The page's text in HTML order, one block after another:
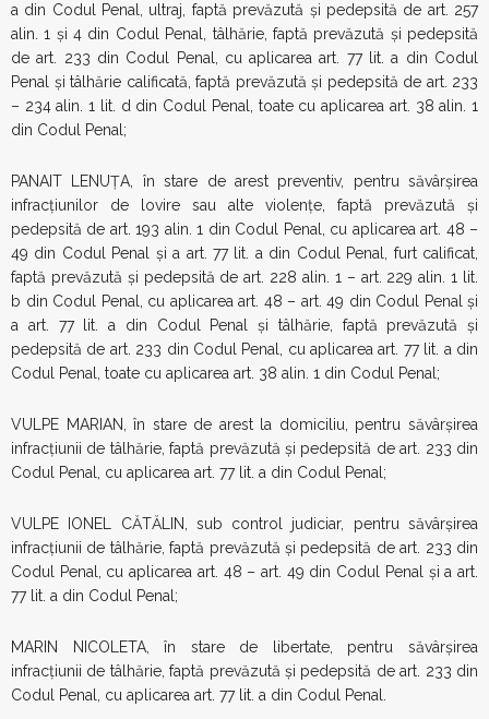
a din Codul Penal, ultraj, faptă prevăzută și pedepsită de art. 257
alin. 1 și 4 din Codul Penal, tâlhărie, faptă prevăzută și pedepsită
de art. 233 din Codul Penal, cu aplicarea art. 77 lit. a din Codul
Penal și tâlhărie calificată, faptă prevăzută și pedepsită de art. 233
– 234 alin. 1 lit. d din Codul Penal, toate cu aplicarea art. 38 alin. 1
din Codul Penal;
PANAIT LENUȚA, în stare de arest preventiv, pentru săvârşirea
infracţiunilor de lovire sau alte violențe, faptă prevăzută și
pedepsită de art. 193 alin. 1 din Codul Penal, cu aplicarea art. 48 –
49 din Codul Penal și a art. 77 lit. a din Codul Penal, furt calificat,
faptă prevăzută și pedepsită de art. 228 alin. 1 – art. 229 alin. 1 lit.
b din Codul Penal, cu aplicarea art. 48 – art. 49 din Codul Penal și
a art. 77 lit. a din Codul Penal și tâlhărie, faptă prevăzută și
pedepsită de art. 233 din Codul Penal, cu aplicarea art. 77 lit. a din
Codul Penal, toate cu aplicarea art. 38 alin. 1 din Codul Penal;
VULPE MARIAN, în stare de arest la domiciliu, pentru săvârşirea
infracţiunii de tâlhărie, faptă prevăzută și pedepsită de art. 233 din
Codul Penal, cu aplicarea art. 77 lit. a din Codul Penal;
VULPE IONEL CĂTĂLIN, sub control judiciar, pentru săvârşirea
infracţiunii de tâlhărie, faptă prevăzută și pedepsită de art. 233 din
Codul Penal, cu aplicarea art. 48 – art. 49 din Codul Penal şi a art.
77 lit. a din Codul Penal;
MARIN NICOLETA, în stare de libertate, pentru săvârşirea
infracţiunii de tâlhărie, faptă prevăzută și pedepsită de art. 233 din
Codul Penal, cu aplicarea art. 77 lit. a din Codul Penal.